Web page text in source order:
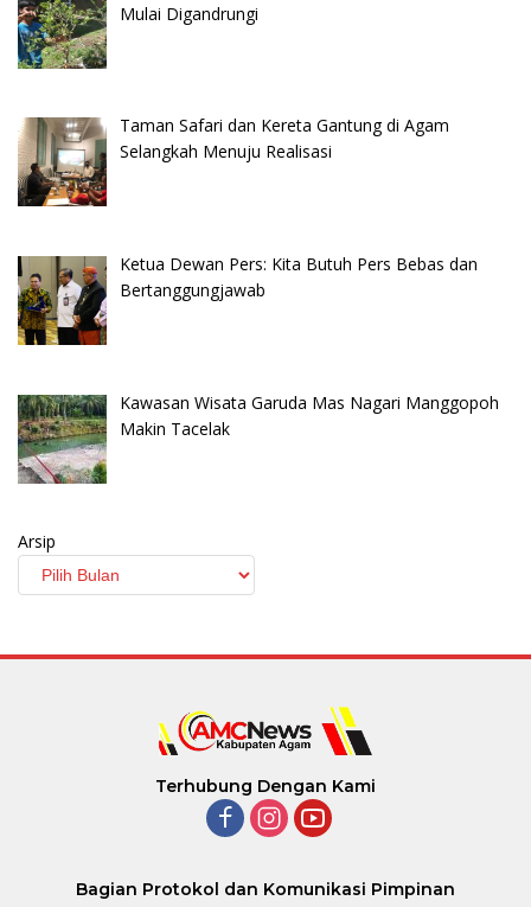
Mulai Digandrungi
Taman Safari dan Kereta Gantung di Agam
Selangkah Menuju Realisasi
Ketua Dewan Pers: Kita Butuh Pers Bebas dan
Bertanggungjawab
Kawasan Wisata Garuda Mas Nagari Manggopoh
Makin Tacelak
Arsip
Terhubung Dengan Kami
Bagian Protokol dan Komunikasi Pimpinan